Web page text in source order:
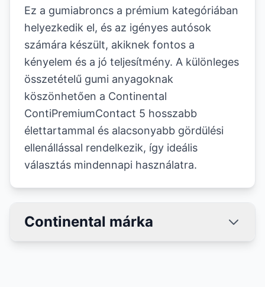
Ez a gumiabroncs a prémium kategóriában
helyezkedik el, és az igényes autósok
számára készült, akiknek fontos a
kényelem és a jó teljesítmény. A különleges
összetételű gumi anyagoknak
köszönhetően a Continental
ContiPremiumContact 5 hosszabb
élettartammal és alacsonyabb gördülési
ellenállással rendelkezik, így ideális
választás mindennapi használatra.
Continental márka